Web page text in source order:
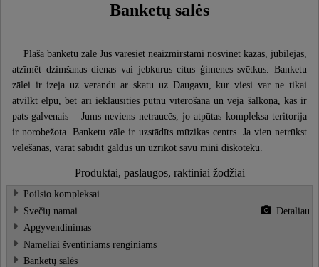
Banketų salės
Plašā banketu zālē Jūs varēsiet neaizmirstami nosvinēt kāzas, jubilejas,
atzīmēt dzimšanas dienas vai jebkurus citus ģimenes svētkus. Banketu
zālei ir izeja uz verandu ar skatu uz Daugavu, kur viesi var ne tikai
atvilkt elpu, bet arī ieklausīties putnu vīterošanā un vēja šalkoņā, kas ir
pats galvenais – Jums neviens netraucēs, jo atpūtas kompleksa teritorija
ir norobežota. Banketu zāle ir uzstādīts mūzikas centrs. Ja vien netrūkst
vēlēšanās, varat sabīdīt galdus un uzrīkot savu mini diskotēku.
Produktai, paslaugos, raktiniai žodžiai
Poilsio kompleksai
Svečių namai
Detaliau
Apgyvendinimas
Nameliai šventiniams renginiams
Banketų salės